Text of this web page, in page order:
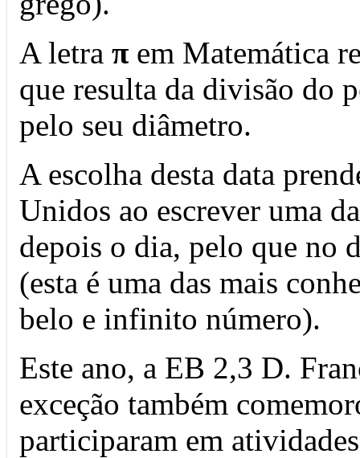
A letra π em Matemática
que resulta da divisão do
pelo seu diâmetro.
A escolha desta data
Unidos ao escrever uma
depois o dia, pelo que no
(esta é uma das mais
belo e infinito número).
Este ano, a EB 2,3 D.
exceção também
participaram em